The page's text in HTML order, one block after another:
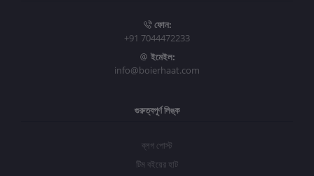
ফোন:
+91 7044472233
ইমেইল:
info@boierhaat.com
গুরুত্বপূর্ণ লিঙ্ক
ব্লগ পোস্ট
টিম বইয়ের হাট